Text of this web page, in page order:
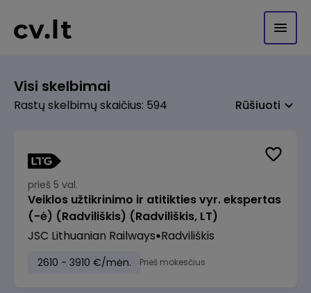
Visi skelbimai
Rastų skelbimų skaičius: 594 Rūšiuoti
prieš 5 val.
Veiklos užtikrinimo ir atitikties vyr. ekspertas
(-ė) (Radviliškis) (Radviliškis, LT)
JSC Lithuanian Railways Radviliškis
2610 - 3910 €/mėn. Prieš mokesčius